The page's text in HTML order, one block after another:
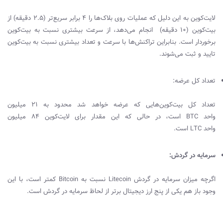
لایت‌کوین به این دلیل که عملیات روی بلاک‌ها را 4 برابر سریع‌تر (2.5 دقیقه) از
بیت‌کوین (10 دقیقه) انجام می‌دهد، از سرعت بیشتری نسبت به بیت‌کوین
برخوردار است. بنابراین تراکنش‌ها با سرعت و تعداد بیشتری نسبت به بیت‌کوین
تایید و ثبت می‌شوند.
تعداد کل عرضه‌:
تعداد کل بیت‌کوین‌هایی که عرضه خواهد شد محدود به 21 میلیون
واحد BTC
است، در حالی که این مقدار برای لایت‌کوین 84 میلیون
واحدLTC است.
سرمایه در گردش‌:‌
اگرچه میزان سرمایه در گردش Litecoin نسبت به Bitcoin کمتر است، با این
وجود باز هم یکی از پنج ارز دیجیتال برتر از لحاظ سرمایه در گردش است.